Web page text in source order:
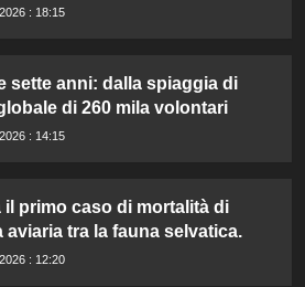
: 18:15
sette anni: dalla spiaggia di
di 260 mila volontari
: 14:15
primo caso di mortalità di
aviaria tra la fauna selvatica.
: 12:20